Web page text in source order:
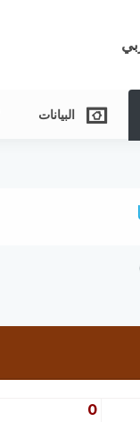
البيانات
0